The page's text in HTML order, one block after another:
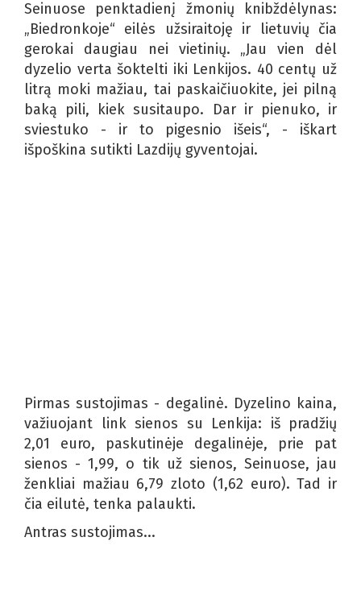
Seinuose penktadienį žmonių knibždėlynas:
„Biedronkoje“ eilės užsiraitoję ir lietuvių čia
gerokai daugiau nei vietinių. „Jau vien dėl
dyzelio verta šoktelti iki Lenkijos. 40 centų už
litrą moki mažiau, tai paskaičiuokite, jei pilną
baką pili, kiek susitaupo. Dar ir pienuko, ir
sviestuko - ir to pigesnio išeis“, - iškart
išpoškina sutikti Lazdijų gyventojai.
Pirmas sustojimas - degalinė. Dyzelino kaina,
važiuojant link sienos su Lenkija: iš pradžių
2,01 euro, paskutinėje degalinėje, prie pat
sienos - 1,99, o tik už sienos, Seinuose, jau
ženkliai mažiau 6,79 zloto (1,62 euro). Tad ir
čia eilutė, tenka palaukti.
Antras sustojimas...